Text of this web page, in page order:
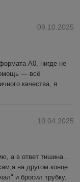
09.10.2025
А0, нигде не
— всё
качества, я
10.04.2025
а в ответ тишина...
на другом конце
и бросил трубку.